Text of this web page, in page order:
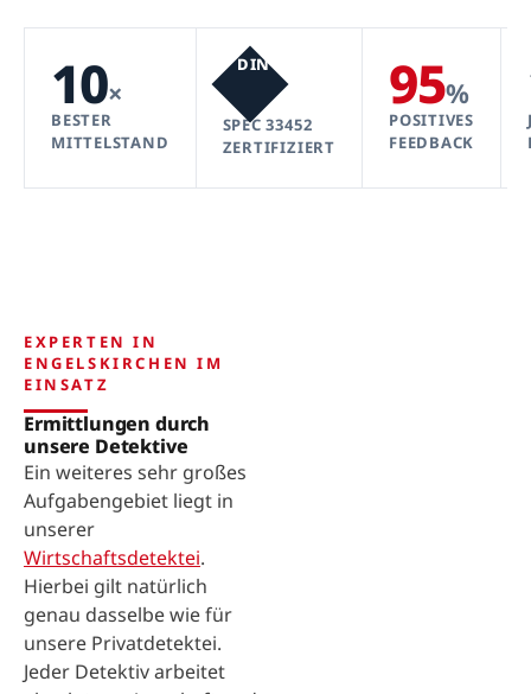
10×
BESTER
MITTELSTAND
DIN
SPEC 33452
ZERTIFIZIERT
95%
POSITIVES
FEEDBACK
EXPERTEN IN
ENGELSKIRCHEN IM
EINSATZ
Ermittlungen durch
unsere Detektive
Ein weiteres sehr großes
Aufgabengebiet liegt in
unserer
Wirtschaftsdetektei.
Hierbei gilt natürlich
genau dasselbe wie für
unsere Privatdetektei.
Jeder Detektiv arbeitet